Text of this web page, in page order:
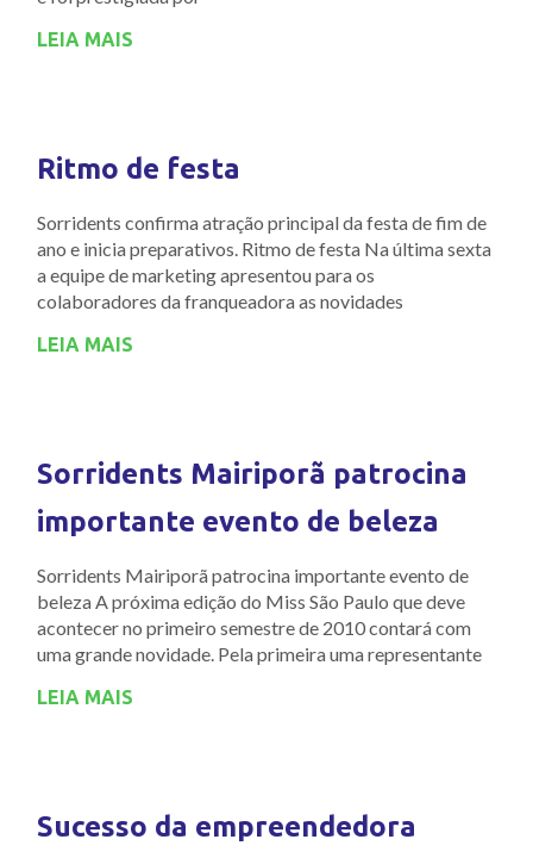
LEIA MAIS
Ritmo de festa
Sorridents confirma atração principal da festa de fim de
ano e inicia preparativos. Ritmo de festa Na última sexta
a equipe de marketing apresentou para os
colaboradores da franqueadora as novidades
LEIA MAIS
Sorridents Mairiporã patrocina
importante evento de beleza
Sorridents Mairiporã patrocina importante evento de
beleza A próxima edição do Miss São Paulo que deve
acontecer no primeiro semestre de 2010 contará com
uma grande novidade. Pela primeira uma representante
LEIA MAIS
Sucesso da empreendedora